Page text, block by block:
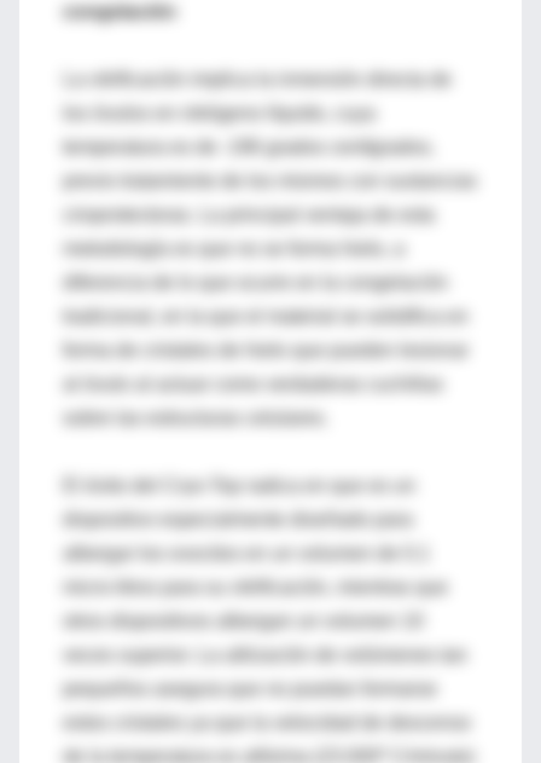
congelación
los óvulos en nitrógeno líquido, cuya
temperatura es de -196 grados centígrados,
crioprotectoras. La principal ventaja de esta
metodología es que no se forma hielo, a
diferencia de lo que ocurre en la congelación
albergar los ovocitos en un volumen de 0.1
otros dispositivos albergan un volumen 10
veces superior. La utilización de volúmenes tan
pequeños asegura que no puedan formarse
de la temperatura es altísima (23.000º C/minuto)